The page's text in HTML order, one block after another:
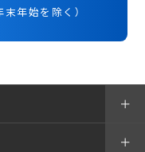
末年始を除く）
＋
＋